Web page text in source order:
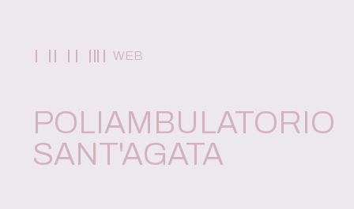
WEB
POLIAMBULATORIO
SANT'AGATA